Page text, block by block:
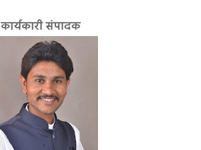
कार्यकारी संपादक